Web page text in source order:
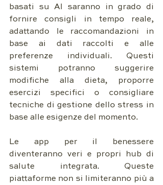
basati su AI saranno in grado di
fornire consigli in tempo reale,
adattando le raccomandazioni in
base ai dati raccolti e alle
preferenze individuali. Questi
sistemi potranno suggerire
modifiche alla dieta, proporre
esercizi specifici o consigliare
tecniche di gestione dello stress in
base alle esigenze del momento.
Le app per il benessere
diventeranno veri e propri hub di
salute integrata. Queste
piattaforme non si limiteranno più a